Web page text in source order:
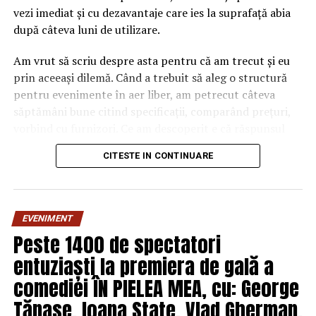
vezi imediat și cu dezavantaje care ies la suprafață abia
după câteva luni de utilizare.
Am vrut să scriu despre asta pentru că am trecut și eu
prin aceeași dilemă. Când a trebuit să aleg o structură
pentru evenimente în aer liber, am petrecut câteva
săptămâni bune citind specificații, comparând prețuri,
„corect” depinde mult de context, de cât de des muți
pavilionul și de ce condiții meteo ai de înfruntat.
materialului mai mult decât
crezi
Multe persoane tratează cadrul metalic al unui pavilion
ca pe un detaliu secundar. Atenția merge, de obicei, spre
CITESTE IN CONTINUARE
EVENIMENT
Peste 1400 de spectatori
entuziaști la premiera de gală a
comediei ÎN PIELEA MEA, cu: George
Tănase, Ioana State, Vlad Gherman,